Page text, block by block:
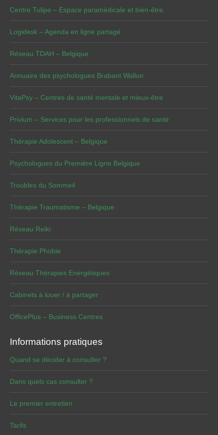
Centre Tulipe – Espace paramédicale et bien-être.
Logidesk – Agenda en ligne partagé
Réseau TDAH – Belgique
Annuaire des psychologues Brabant Wallon
VitaPsy – Centres de santé mentale et mieux-être
Privium – Services pour les professionnels de santé
Thérapie Adolescent – Belgique
Psychologues du Première Ligne Belgique
Troubles du Sommeil
Thérapie Traumatisme – Belgique
Réseau Reiki
Thérapie Phobie
Réseau Thérapies Energétiques
Cabinets à louer / à partager
OfficePlus – Business Centres
Informations pratiques
Quand se décider à consulter ?
Dans quels cas consulter ?
Le premier entretien
Tarifs